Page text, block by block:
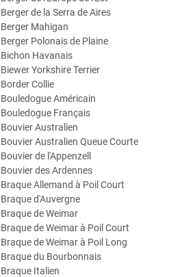
Berger de la Serra de Aires
Berger Mahigan
Berger Polonais de Plaine
Bichon Havanais
Biewer Yorkshire Terrier
Border Collie
Bouledogue Américain
Bouledogue Français
Bouvier Australien
Bouvier Australien Queue Courte
Bouvier de l'Appenzell
Bouvier des Ardennes
Braque Allemand à Poil Court
Braque d'Auvergne
Braque de Weimar
Braque de Weimar à Poil Court
Braque de Weimar à Poil Long
Braque du Bourbonnais
Braque Italien